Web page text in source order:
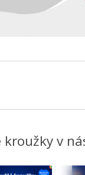
kroužky v